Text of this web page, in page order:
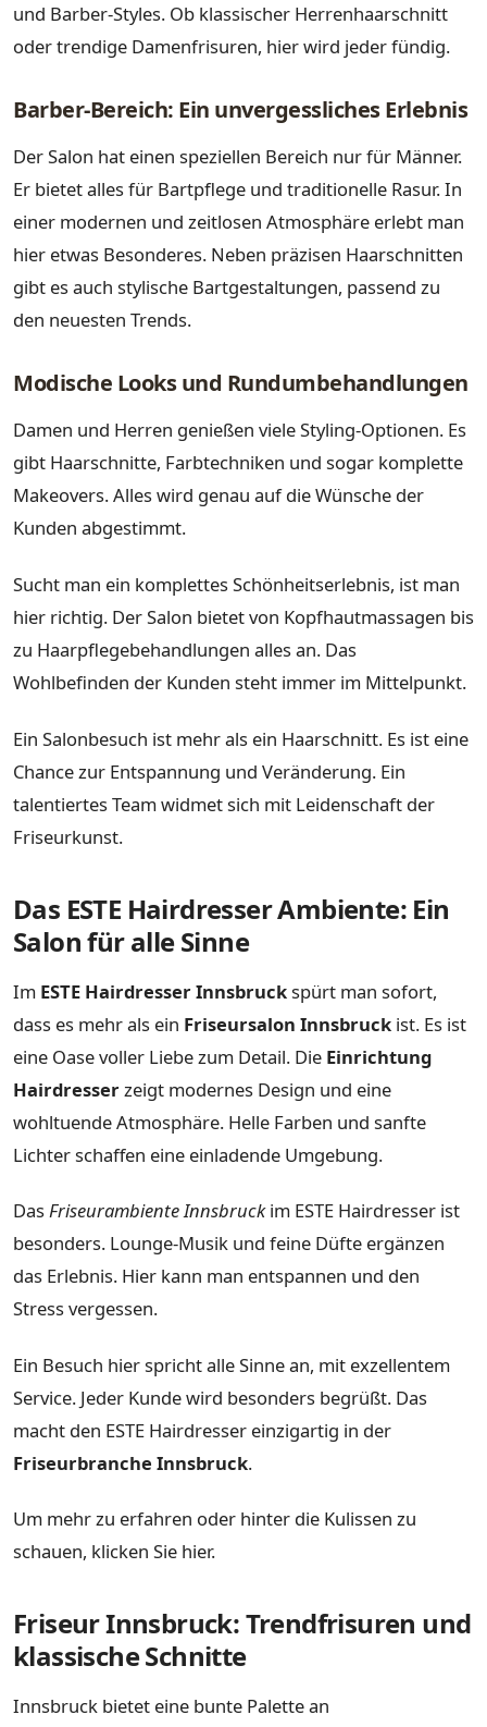
und Barber-Styles. Ob klassischer Herrenhaarschnitt
oder trendige Damenfrisuren, hier wird jeder fündig.
Barber-Bereich: Ein unvergessliches Erlebnis
Der Salon hat einen speziellen Bereich nur für Männer.
Er bietet alles für Bartpflege und traditionelle Rasur. In
einer modernen und zeitlosen Atmosphäre erlebt man
hier etwas Besonderes. Neben präzisen Haarschnitten
gibt es auch stylische Bartgestaltungen, passend zu
den neuesten Trends.
Modische Looks und Rundumbehandlungen
Damen und Herren genießen viele Styling-Optionen. Es
gibt Haarschnitte, Farbtechniken und sogar komplette
Makeovers. Alles wird genau auf die Wünsche der
Kunden abgestimmt.
Sucht man ein komplettes Schönheitserlebnis, ist man
hier richtig. Der Salon bietet von Kopfhautmassagen bis
zu Haarpflegebehandlungen alles an. Das
Wohlbefinden der Kunden steht immer im Mittelpunkt.
Ein Salonbesuch ist mehr als ein Haarschnitt. Es ist eine
Chance zur Entspannung und Veränderung. Ein
talentiertes Team widmet sich mit Leidenschaft der
Friseurkunst.
Das ESTE Hairdresser Ambiente: Ein
Salon für alle Sinne
Im ESTE Hairdresser Innsbruckspürt man sofort,
dass es mehr als ein Friseursalon Innsbruck ist. Es ist
eine Oase voller Liebe zum Detail. Die Einrichtung
Hairdresserzeigt modernes Design und eine
wohltuende Atmosphäre. Helle Farben und sanfte
Lichter schaffen eine einladende Umgebung.
DasFriseurambiente Innsbruckim ESTE Hairdresser ist
besonders. Lounge-Musik und feine Düfte ergänzen
das Erlebnis. Hier kann man entspannen und den
Stress vergessen.
Ein Besuch hier spricht alle Sinne an, mit exzellentem
Service. Jeder Kunde wird besonders begrüßt. Das
macht den ESTE Hairdresser einzigartig in der
Friseurbranche Innsbruck.
Um mehr zu erfahren oder hinter die Kulissen zu
schauen, klicken Sie hier.
Friseur Innsbruck: Trendfrisuren und
klassische Schnitte
Innsbruck bietet eine bunte Palette an